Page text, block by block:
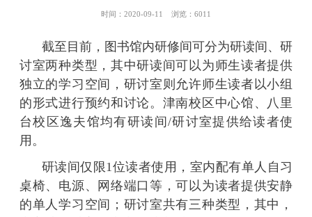
时间：2020-09-11 浏览： 6011
截至目前，图书馆内研修间可分为研读间、研
讨室两种类型，其中研读间可以为师生读者提供
独立的学习空间，研讨室则允许师生读者以小组
的形式进行预约和讨论。津南校区中心馆、八里
台校区逸夫馆均有研读间/研讨室提供给读者使
用。
研读间仅限1 位读者使用，室内配有单人自习
桌椅、电源、网络端口等，可以为读者提供安静
的单人学习空间；研讨室共有三种类型，其中，